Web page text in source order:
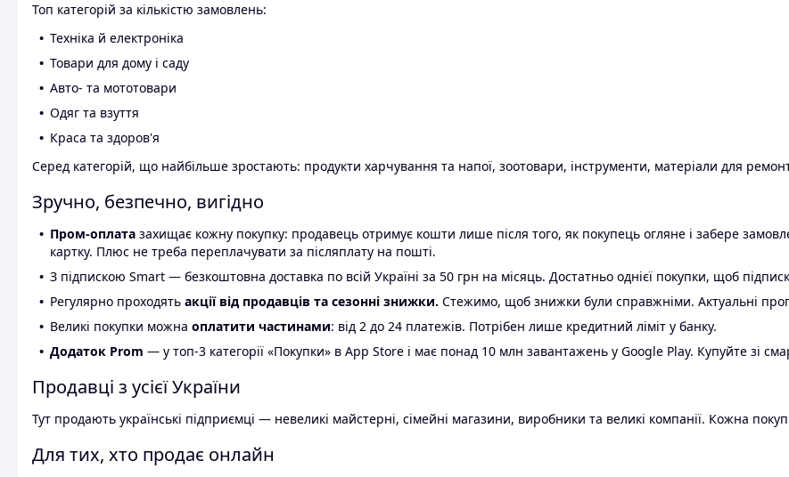
Топ категорій за кількістю замовлень:
Техніка й електроніка
Товари для дому і саду
Авто- та мототовари
Одяг та взуття
Краса та здоров'я
Серед категорій, що найбільше зростають: продукти харчування та напої, зоотовари, інструменти, матеріали для
Зручно, безпечно, вигідно
Пром-оплата захищає кожну покупку: продавець отримує кошти лише після того, як покупець огляне і забере
картку. Плюс не треба переплачувати за післяплату на пошті.
З підпискою Smart — безкоштовна доставка по всій Україні за 50 грн на місяць. Достатньо однієї покупки, щоб
Регулярно проходять акції від продавців та сезонні знижки. Стежимо, щоб знижки були справжніми. Актуальні
Великі покупки можна оплатити частинами: від 2 до 24 платежів. Потрібен лише кредитний ліміт у банку.
Додаток Prom — у топ-3 категорії «Покупки» в App Store і має понад 10 млн завантажень у Google Play. Купуйте зі
Продавці з усієї України
Тут продають українські підприємці — невеликі майстерні, сімейні магазини, виробники та великі компанії. Кожна
Для тих, хто продає онлайн